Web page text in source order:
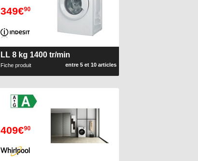
349€90
LL 8 kg 1400 tr/min
Fiche produit entre 5 et 10 articles
409€90